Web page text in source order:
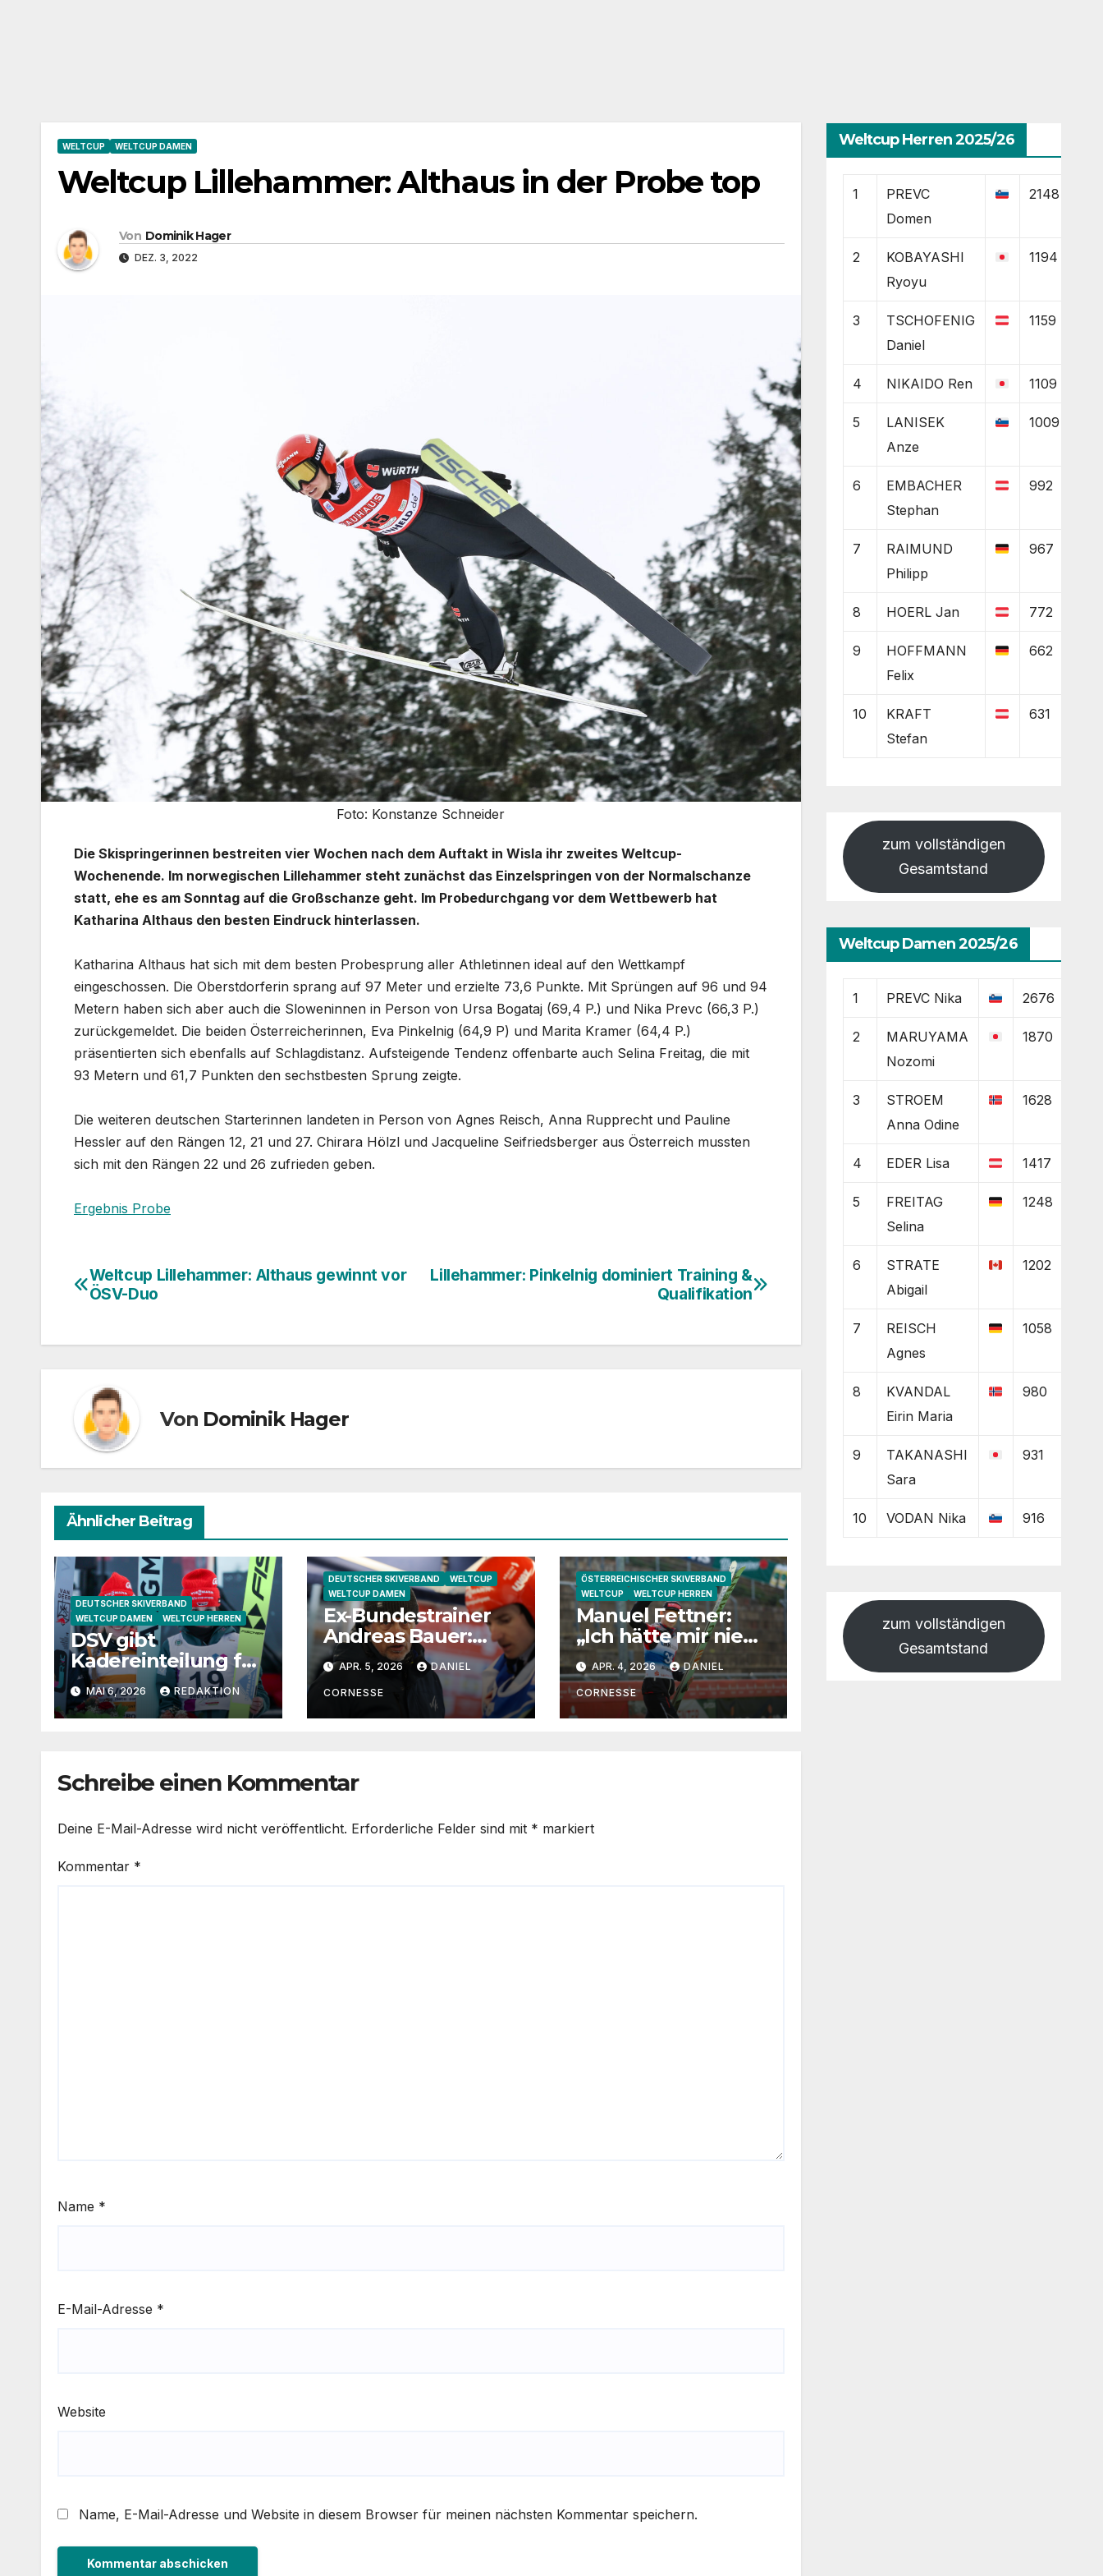
WELTCUP WELTCUP DAMEN
Weltcup Lillehammer: Althaus in der Probe top
Von Dominik Hager
DEZ. 3, 2022
Foto: Konstanze Schneider
Die Skispringerinnen bestreiten vier Wochen nach dem Auftakt in Wisla ihr zweites Weltcup-
Wochenende. Im norwegischen Lillehammer steht zunächst das Einzelspringen von der Normalschanze
statt, ehe es am Sonntag auf die Großschanze geht. Im Probedurchgang vor dem Wettbewerb hat
Katharina Althaus den besten Eindruck hinterlassen.
Katharina Althaus hat sich mit dem besten Probesprung aller Athletinnen ideal auf den Wettkampf
eingeschossen. Die Oberstdorferin sprang auf 97 Meter und erzielte 73,6 Punkte. Mit Sprüngen auf 96 und 94
Metern haben sich aber auch die Sloweninnen in Person von Ursa Bogataj (69,4 P.) und Nika Prevc (66,3 P.)
zurückgemeldet. Die beiden Österreicherinnen, Eva Pinkelnig (64,9 P) und Marita Kramer (64,4 P.)
präsentierten sich ebenfalls auf Schlagdistanz. Aufsteigende Tendenz offenbarte auch Selina Freitag, die mit
93 Metern und 61,7 Punkten den sechstbesten Sprung zeigte.
Die weiteren deutschen Starterinnen landeten in Person von Agnes Reisch, Anna Rupprecht und Pauline
Hessler auf den Rängen 12, 21 und 27. Chirara Hölzl und Jacqueline Seifriedsberger aus Österreich mussten
sich mit den Rängen 22 und 26 zufrieden geben.
Ergebnis Probe
Beitragsnavigation
Lillehammer: Pinkelnig dominiert Training &
Qualifikation
Weltcup Lillehammer: Althaus gewinnt vor
ÖSV-Duo
Von Dominik Hager
Ähnlicher Beitrag
DEUTSCHER SKIVERBAND
WELTCUP DAMEN
WELTCUP HERREN
DSV gibt
Kadereinteilung für
2026/27 bekannt
MAI 6, 2026 REDAKTION
DEUTSCHER SKIVERBAND
WELTCUP
WELTCUP DAMEN
Ex-Bundestrainer
Andreas Bauer:
„Katha Schmid
wäre eine extrem
gute
Jugendtrainerin“
APR. 5, 2026 DANIEL
CORNESSE
ÖSTERREICHISCHER SKIVERBAND
WELTCUP
WELTCUP HERREN
Manuel Fettner:
„Ich hätte mir nie
vorgestellt, dass ich
so lange springe“
APR. 4, 2026 DANIEL
CORNESSE
Schreibe einen Kommentar
Deine E-Mail-Adresse wird nicht veröffentlicht. Erforderliche Felder sind mit * markiert
Kommentar *
Name *
E-Mail-Adresse *
Website
Name, E-Mail-Adresse und Website in diesem Browser für meinen nächsten Kommentar speichern.
Weltcup Herren 2025/26
1
PREVC
Domen
2148
2
KOBAYASHI
Ryoyu
1194
3
TSCHOFENIG
Daniel
1159
4 NIKAIDO Ren 1109
5
LANISEK
Anze
1009
6
EMBACHER
Stephan
992
7
RAIMUND
Philipp
967
8 HOERL Jan 772
9
HOFFMANN
Felix
662
10
KRAFT
Stefan
631
zum vollständigen
Gesamtstand
Weltcup Damen 2025/26
1 PREVC Nika 2676
2
MARUYAMA
Nozomi
1870
3
STROEM
Anna Odine
1628
4 EDER Lisa 1417
5
FREITAG
Selina
1248
6
STRATE
Abigail
1202
7
REISCH
Agnes
1058
8
KVANDAL
Eirin Maria
980
9
TAKANASHI
Sara
931
10 VODAN Nika 916
zum vollständigen
Gesamtstand